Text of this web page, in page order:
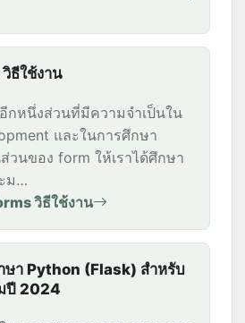
ธีใช้งาน
กหนึ่งส่วนที่มีความจำเป็นใน
และในการศึกษา
วนของ form ให้เราได้ศึกษา
ม…
วิธีใช้งาน
ษา Python (Flask) สำหรับ
ปี 2024